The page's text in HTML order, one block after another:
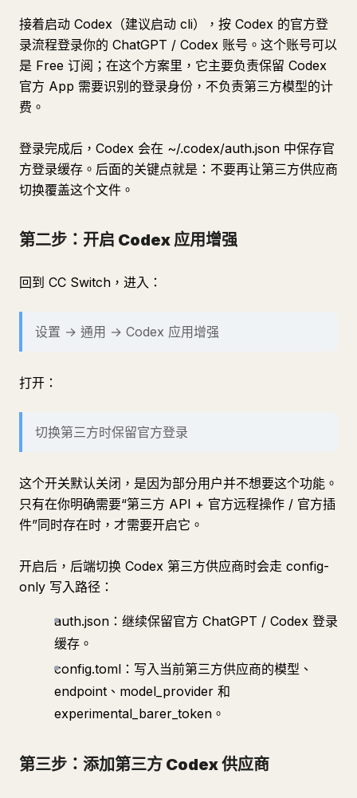
接着启动 Codex（建议启动 cli），按 Codex 的官方登
录流程登录你的 ChatGPT / Codex 账号。这个账号可以
是 Free 订阅；在这个方案里，它主要负责保留 Codex
官方 App 需要识别的登录身份，不负责第三方模型的计
费。
登录完成后，Codex 会在 ~/.codex/auth.json 中保存官
方登录缓存。后面的关键点就是：不要再让第三方供应商
切换覆盖这个文件。
第二步：开启 Codex 应用增强
回到 CC Switch，进入：
设置 → 通用 → Codex 应用增强
打开：
切换第三方时保留官方登录
这个开关默认关闭，是因为部分用户并不想要这个功能。
只有在你明确需要“第三方 API + 官方远程操作 / 官方插
件”同时存在时，才需要开启它。
开启后，后端切换 Codex 第三方供应商时会走 config-
only 写入路径：
auth.json：继续保留官方 ChatGPT / Codex 登录
缓存。
config.toml：写入当前第三方供应商的模型、
endpoint、model_provider 和
experimental_barer_token。
第三步：添加第三方 Codex 供应商